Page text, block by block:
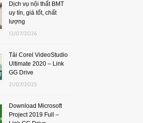
Dịch vụ nội thất BMT
uy tín, giá tốt, chất
lượng
12/07/2026
Tải Corel VideoStudio
Ultimate 2020 – Link
GG Drive
21/07/2025
Download Microsoft
Project 2019 Full –